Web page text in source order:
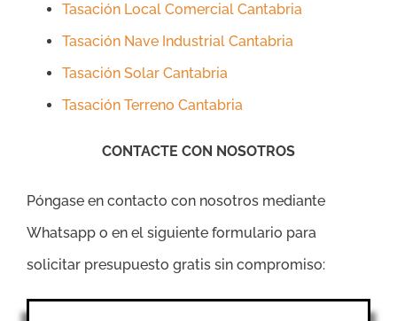
Tasación Local Comercial Cantabria
Tasación Nave Industrial Cantabria
Tasación Solar Cantabria
Tasación Terreno Cantabria
CONTACTE CON NOSOTROS
Póngase en contacto con nosotros mediante
Whatsapp o en el siguiente formulario para
solicitar presupuesto gratis sin compromiso: